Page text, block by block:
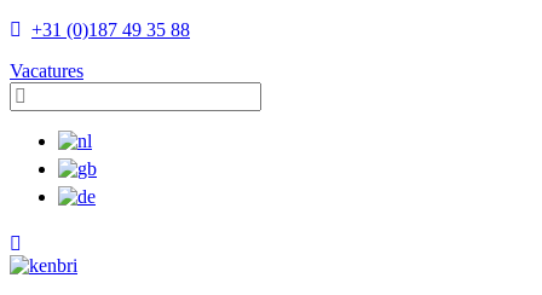
+31 (0)187 49 35 88
Vacatures